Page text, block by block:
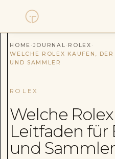
Uhrenankauf
Service
Horology Hub
Kontakt
HOME ·JOURNAL· ROLEX ·
WELCHE ROLEX KAUFEN,
UND SAMMLER
ROLEX
Welche
Leitfaden für
und Sammler